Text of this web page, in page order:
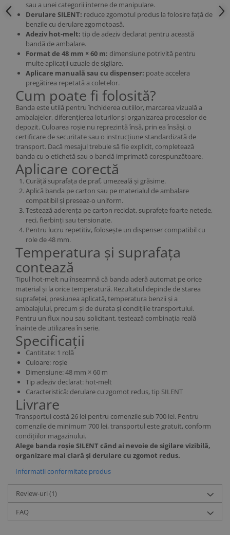
sau a unei categorii interne de manipulare.
Derulare SILENT: reduce zgomotul produs la folosire față de
benzile cu derulare zgomotoasă.
Adeziv hot-melt: tip de adeziv declarat pentru această
bandă de ambalare.
Format de 48 mm × 60 m: dimensiune potrivită pentru
multe aplicații uzuale de sigilare.
Aplicare manuală sau cu dispenser: poate accelera
pregătirea repetată a coletelor.
Cum poate fi folosită?
Banda este utilă pentru închiderea cutiilor, marcarea vizuală a
ambalajelor, diferențierea loturilor și organizarea proceselor de
depozit. Culoarea roșie nu reprezintă însă, prin ea însăși, o
certificare de securitate sau o instrucțiune standardizată de
transport. Dacă mesajul trebuie să fie explicit, completează
banda cu o etichetă sau o bandă imprimată corespunzătoare.
Aplicare corectă
Curăță suprafața de praf, umezeală și grăsime.
Aplică banda pe carton sau pe materialul de ambalare
compatibil și preseaz-o uniform.
Testează aderența pe carton reciclat, suprafețe foarte netede,
reci, fierbinți sau tensionate.
Pentru lucru repetitiv, folosește un dispenser compatibil cu
role de 48 mm.
Temperatura și suprafața
contează
Tipul hot-melt nu înseamnă că banda aderă automat pe orice
material și la orice temperatură. Rezultatul depinde de starea
suprafeței, presiunea aplicată, temperatura benzii și a
ambalajului, precum și de durata și condițiile transportului.
Pentru un flux nou sau solicitant, testează combinația reală
înainte de utilizarea în serie.
Specificații
Cantitate: 1 rolă
Culoare: roșie
Dimensiune: 48 mm × 60 m
Tip adeziv declarat: hot-melt
Caracteristică: derulare cu zgomot redus, tip SILENT
Livrare
Transportul costă 26 lei pentru comenzile sub 700 lei. Pentru
comenzile de minimum 700 lei, transportul este gratuit, conform
condițiilor magazinului.
Alege banda roșie SILENT când ai nevoie de sigilare vizibilă,
organizare mai clară și derulare cu zgomot redus.
Informatii conformitate produs
Review-uri (1)
FAQ